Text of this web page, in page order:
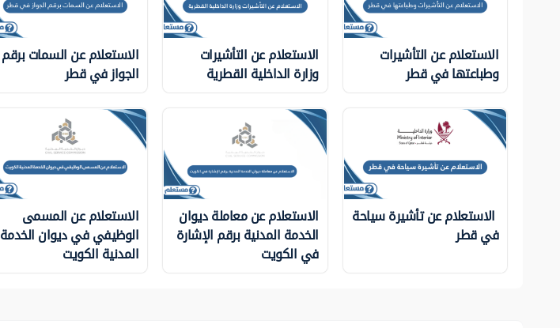
الاستعلام عن التأشيرات
وطباعتها في قطر
الاستعلام عن التأشيرات
وزارة الداخلية ‏القطرية
الاستعلام عن السمات برقم
الجواز في قطر
الاستعلام عن تأشيرة سياحة
في قطر
الاستعلام عن معاملة ديوان
الخدمة المدنية برقم الإشارة
في الكويت
الاستعلام عن المسمى
الوظيفي في ديوان الخدمة
المدنية الكويت